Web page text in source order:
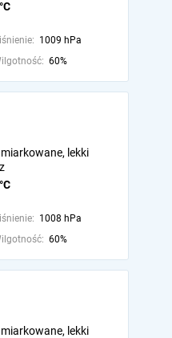
1009 hPa
60%
lekki
1008 hPa
60%
lekki